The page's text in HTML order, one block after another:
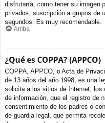
disfrutaría, como tener su imagen
privados, suscripción a grupos de
segundos. Es muy recomendable.
Arriba
¿Qué es COPPA? (APPCO)
COPPA, APPCO, o Acta de
de 13 años del año 1998, es una
solicita a los sitios de Internet, los
de información, que el registro de
consentimiento de los padres o
de guardia legal, que permita